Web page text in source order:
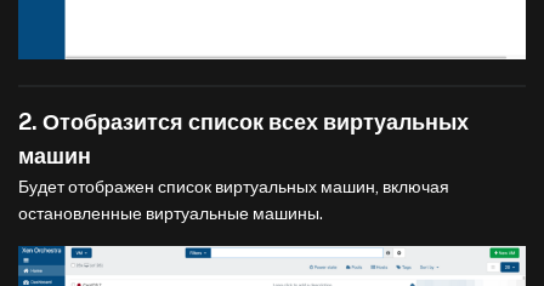
2. Отобразится список всех виртуальных
машин
Будет отображен список виртуальных машин, включая
остановленные виртуальные машины.